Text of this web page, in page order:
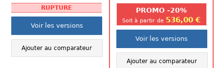
RUPTURE
Voir les versions
Ajouter au comparateur
PROMO -20%
Soit à partir de 536,00 €
Voir les versions
Ajouter au comparateur